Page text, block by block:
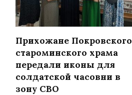
Прихожане Покровского
староминского храма
передали иконы для
солдатской часовни в
зону СВО